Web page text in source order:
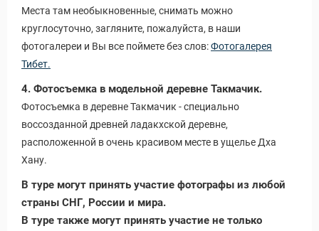
Места там необыкновенные, снимать можно
круглосуточно, загляните, пожалуйста, в наши
фотогалереи и Вы все поймете без слов:Фотогалерея
Тибет.
4. Фотосъемка в модельной деревне Такмачик.
Фотосъемка в деревне Такмачик - специально
воссозданной древней ладакхской деревне,
расположенной в очень красивом месте в ущелье Дха
Хану.
В туре могут принять участие фотографы из любой
страны СНГ, России и мира.
В туре также могут принять участие не только